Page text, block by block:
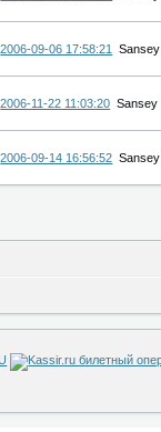
2006-09-06 17:58:21 Sansey
2006-11-22 11:03:20 Sansey
2006-09-14 16:56:52 Sansey